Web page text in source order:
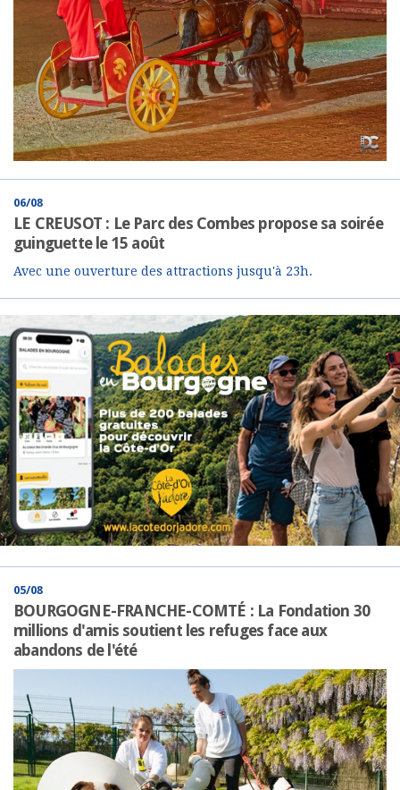
06/08
LE CREUSOT : Le Parc des Combes propose sa soirée
guinguette le 15 août
Avec une ouverture des attractions jusqu'à 23h.
05/08
BOURGOGNE-FRANCHE-COMTÉ : La Fondation 30
millions d'amis soutient les refuges face aux
abandons de l'été